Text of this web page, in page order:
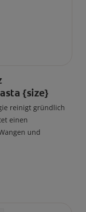
{size}
reinigt gründlich
einen
und